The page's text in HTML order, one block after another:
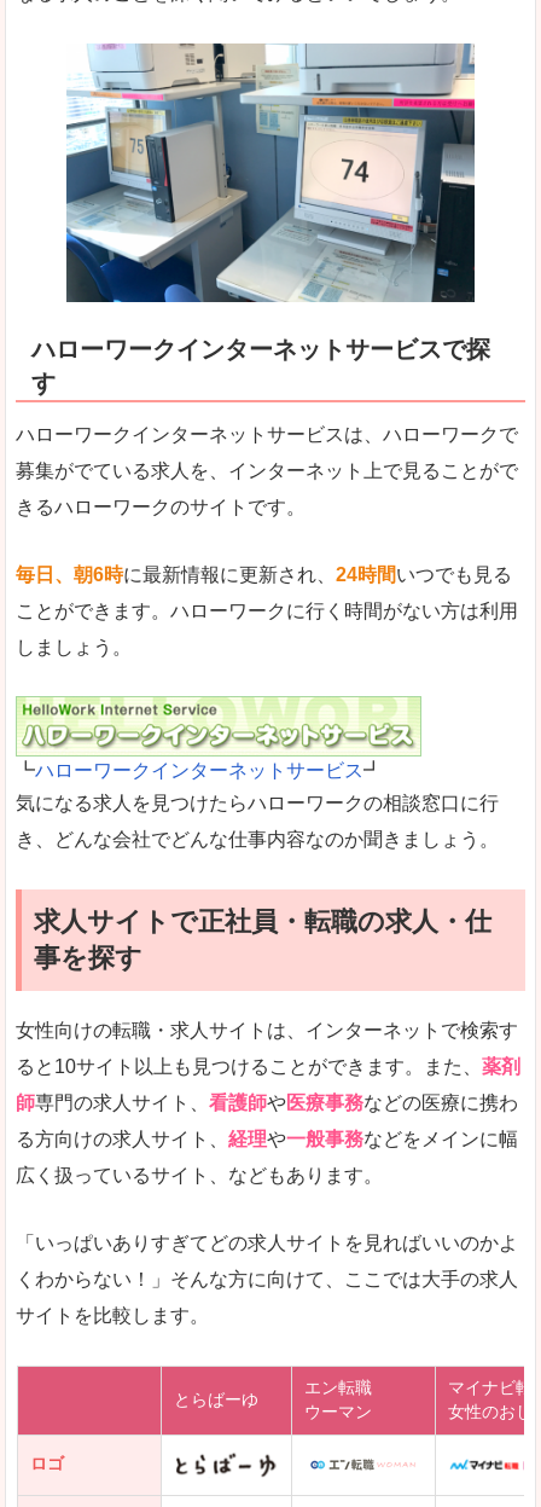
ハローワークインターネットサービスで探
す
ハローワークインターネットサービスは、ハローワークで
募集がでている求人を、インターネット上で見ることがで
きるハローワークのサイトです。
毎日、朝6時に最新情報に更新され、 24時間いつでも見る
ことができます。ハローワークに行く時間がない方は利用
しましょう。
┗ハローワークインターネットサービス┛
気になる求人を見つけたらハローワークの相談窓口に行
き、どんな会社でどんな仕事内容なのか聞きましょう。
求人サイトで正社員・転職の求人・仕
事を探す
女性向けの転職・求人サイトは、インターネットで検索す
ると10サイト以上も見つけることができます。また、 薬剤
師専門の求人サイト、 看護師や医療事務などの医療に携わ
る方向けの求人サイト、 経理や一般事務などをメインに幅
広く扱っているサイト、などもあります。
「いっぱいありすぎてどの求人サイトを見ればいいのかよ
くわからない！」そんな方に向けて、ここでは大手の求人
サイトを比較します。
とらばーゆ
エン転職
ウーマン
マイナビ転
女性のおし
ロゴ